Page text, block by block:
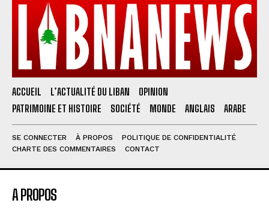
ACCUEIL L’ACTUALITÉ DU LIBAN
OPINION
PATRIMOINE ET HISTOIRE
SOCIÉTÉ MONDE ANGLAIS ARABE
SE CONNECTER À PROPOS
POLITIQUE DE CONFIDENTIALITÉ
CHARTE DES COMMENTAIRES
CONTACT
A PROPOS